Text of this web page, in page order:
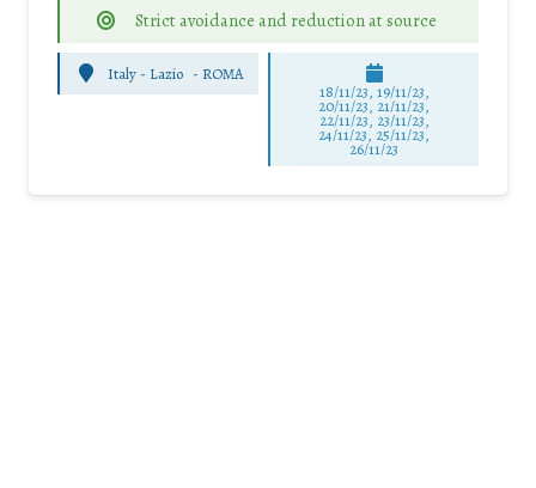
Strict avoidance and reduction at source
Italy - Lazio - ROMA
18/11/23, 19/11/23,
20/11/23, 21/11/23,
22/11/23, 23/11/23,
24/11/23, 25/11/23,
26/11/23